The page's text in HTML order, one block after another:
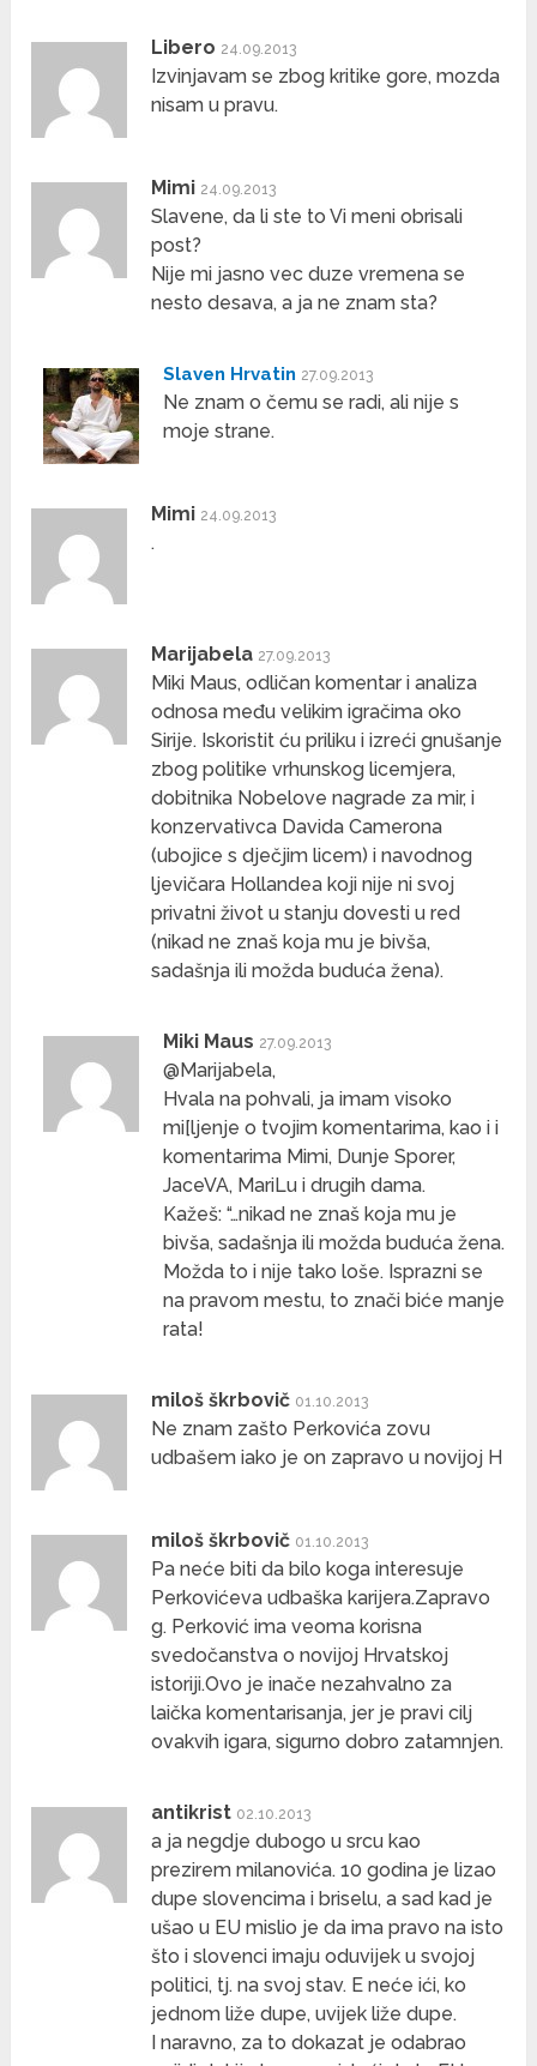
Libero 24.09.2013
Izvinjavam se zbog kritike gore, mozda
nisam u pravu.
Mimi 24.09.2013
Slavene, da li ste to Vi meni obrisali
post?
Nije mi jasno vec duze vremena se
nesto desava, a ja ne znam sta?
Slaven Hrvatin 27.09.2013
Ne znam o čemu se radi, ali nije s
moje strane.
Mimi 24.09.2013
.
Marijabela 27.09.2013
Miki Maus, odličan komentar i analiza
odnosa među velikim igračima oko
Sirije. Iskoristit ću priliku i izreći gnušanje
zbog politike vrhunskog licemjera,
dobitnika Nobelove nagrade za mir, i
konzervativca Davida Camerona
(ubojice s dječjim licem) i navodnog
ljevičara Hollandea koji nije ni svoj
privatni život u stanju dovesti u red
(nikad ne znaš koja mu je bivša,
sadašnja ili možda buduća žena).
Miki Maus 27.09.2013
@Marijabela,
Hvala na pohvali, ja imam visoko
mi[ljenje o tvojim komentarima, kao i i
komentarima Mimi, Dunje Sporer,
JaceVA, MariLu i drugih dama.
Kažeš: “…nikad ne znaš koja mu je
bivša, sadašnja ili možda buduća žena.
Možda to i nije tako loše. Isprazni se
na pravom mestu, to znači biće manje
rata!
miloš škrbovič 01.10.2013
Ne znam zašto Perkovića zovu
udbašem iako je on zapravo u novijoj H
miloš škrbovič 01.10.2013
Pa neće biti da bilo koga interesuje
Perkovićeva udbaška karijera.Zapravo
g. Perković ima veoma korisna
svedočanstva o novijoj Hrvatskoj
istoriji.Ovo je inače nezahvalno za
laička komentarisanja, jer je pravi cilj
ovakvih igara, sigurno dobro zatamnjen.
antikrist 02.10.2013
a ja negdje dubogo u srcu kao
prezirem milanovića. 10 godina je lizao
dupe slovencima i briselu, a sad kad je
ušao u EU mislio je da ima pravo na isto
što i slovenci imaju oduvijek u svojoj
politici, tj. na svoj stav. E neće ići, ko
jednom liže dupe, uvijek liže dupe.
I naravno, za to dokazat je odabrao